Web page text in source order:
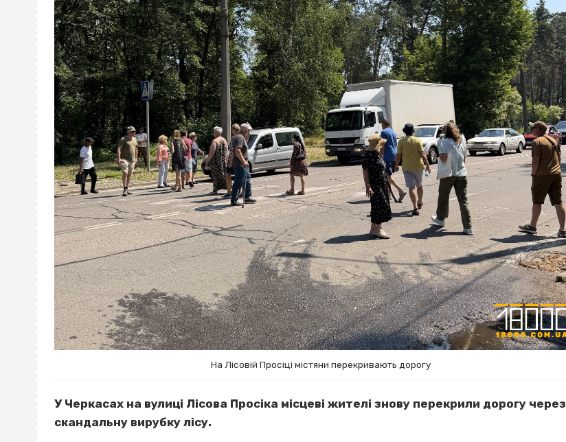
На Лісовій Просіці містяни перекривають дорогу
У Черкасах на вулиці Лісова Просіка місцеві жителі знову перекрили дорогу через
скандальну вирубку лісу.